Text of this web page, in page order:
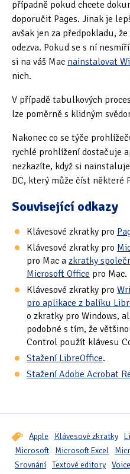
případně pokud chcete
doporučit Pages. Jinak je
avšak jen za předpokladu,
odezva. Pokud se s ní
si na váš Mac nainstalovat
nich.
V případě tabulkových
lze poměrně s klidným
Nakonec co se týče
rychlé prohlížení dostačuje
nezkazíte, když si
DC, který může číst některé
Související odkazy
Klávesové zkratky pro
Klávesové zkratky pro
pro Mac a zkratky
Microsoft Office pro Mac.
Klávesové zkratky pro
pro aplikace z balíku
o zkratky pro Windows,
podobné s tím, že
Control použít klávesu
Stažení LibreOffice.
Stažení Adobe Acrobat
Apple Klávesové zkratky
Microsoft
Microsoft Excel
Srovnání Textové editory